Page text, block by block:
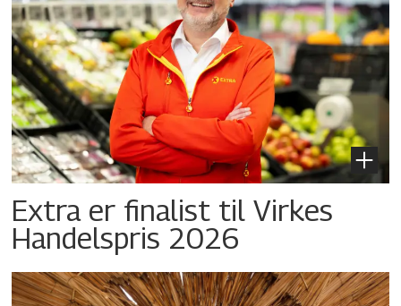
Extra er finalist til Virkes
Handelspris 2026